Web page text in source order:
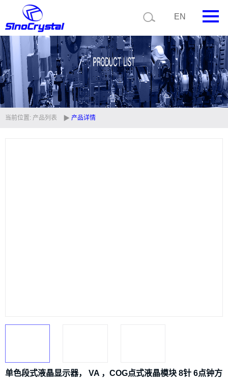
EN
首页
公司简介
产品中心
技术支持
当前位置: 产品列表 产品详情
单色段式液晶显示器， VA ，COG点式液晶模块 8针 6点钟方